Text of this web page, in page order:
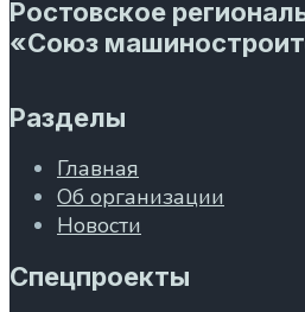
Ростовское
«Союз
Разделы
Главная
Об организации
Новости
Спецпроекты